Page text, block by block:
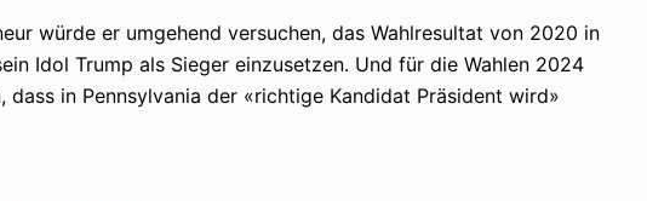
würde er umgehend versuchen, das Wahlresultat von 2020 in
Idol Trump als Sieger einzusetzen. Und für die Wahlen 2024
in Pennsylvania der «richtige Kandidat Präsident wird»